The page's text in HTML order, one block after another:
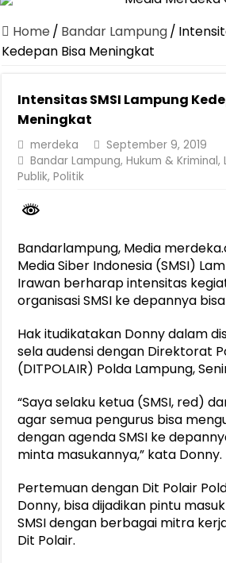
Canangkan Desa TAPIS dan Luncurkan
Pemprov Lampung Berhasil Kendalikan
Dirut Jasa Raharja Dampingi
Pastikan Pelayanan Maksimal, Direksi
Dirut Jasa Raharja Dampingi
Jasa Raharja Jamin Seluruh Korban
Gubernur Mirza Ajak IAI Darul Fattah
Home / Bandar Lampung/
Kedepan Bisa Meningkat
Intensitas SMSI Lampung
Meningkat
merdeka
September 9, 2019
Bandar Lampung,Hukum & Kriminal,
Publik,Politik
Bandarlampung, Media
Media Siber Indonesia (SMSI)
Irawan berharap intensitas
organisasi SMSI ke depannya
Hak itudikatakan Donny dalam
sela audensi dengan Direktorat
(DITPOLAIR) Polda Lampung,
“Saya selaku ketua (SMSI, red)
agar semua pengurus bisa
dengan agenda SMSI ke
minta masukannya,” kata Donny.
Pertemuan dengan Dit Polair
Donny, bisa dijadikan pintu
SMSI dengan berbagai mitra
Dit Polair.